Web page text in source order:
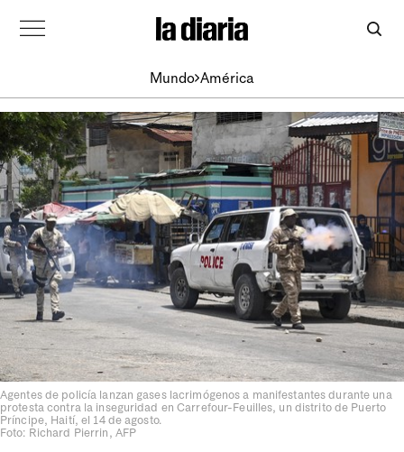
Mundo América
Agentes de policía lanzan gases lacrimógenos a manifestantes durante una
protesta contra la inseguridad en Carrefour-Feuilles, un distrito de Puerto
Príncipe, Haití, el 14 de agosto.
Foto: Richard Pierrin, AFP